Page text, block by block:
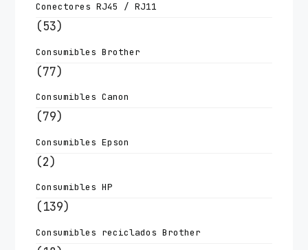
Conectores RJ45 / RJ11
(53)
Consumibles Brother
(77)
Consumibles Canon
(79)
Consumibles Epson
(2)
Consumibles HP
(139)
Consumibles reciclados Brother